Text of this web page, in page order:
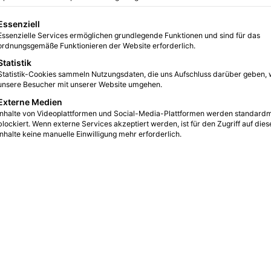
0 1 3 Minuten gelesen
eine Liste der Service-Gruppen, für die eine Einwilligung erteilt
Services ermöglichen grundlegende Funktionen und sind für das
Funktionieren der Website erforderlich.
Cookies sammeln Nutzungsdaten, die uns Aufschluss darüber geben,
Besucher mit unserer Website umgehen.
Medien
von Videoplattformen und Social-Media-Plattformen werden
Wenn externe Services akzeptiert werden, ist für den Zugriff auf
keine manuelle Einwilligung mehr erforderlich.